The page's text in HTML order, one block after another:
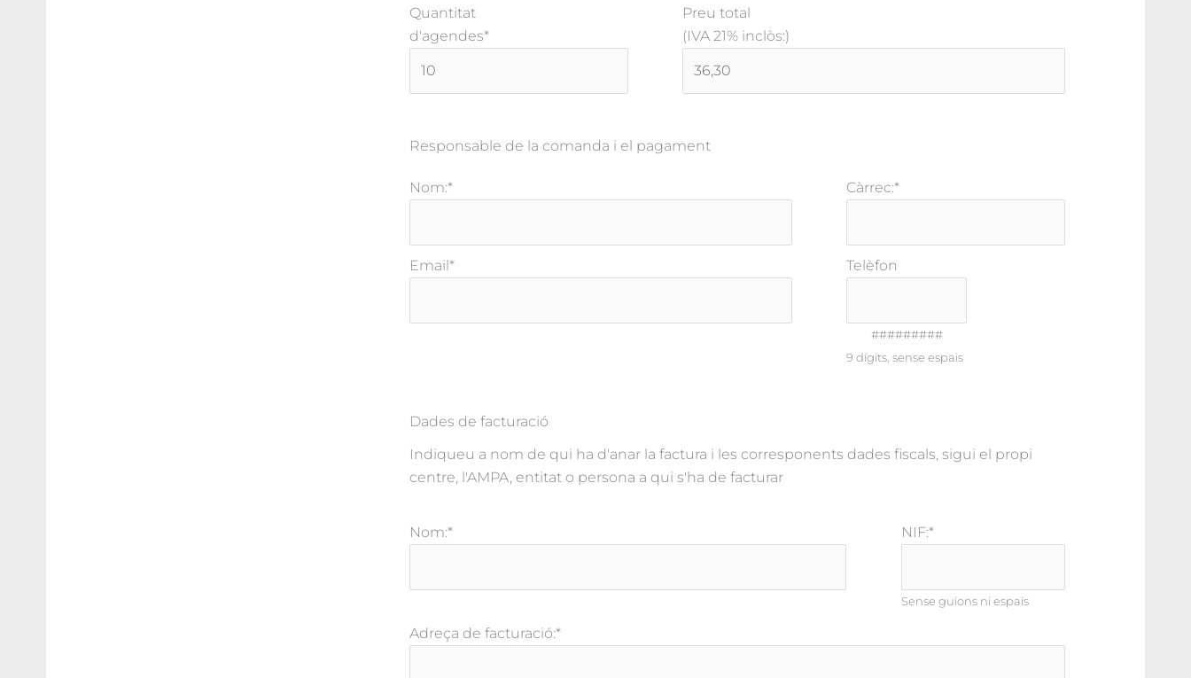
Quantitat
d'agendes*
Preu total
(IVA 21% inclòs:)
Responsable de la comanda i el pagament
Nom:* Càrrec:*
Email * Telèfon
#########
9 dígits, sense espais
Dades de facturació
Indiqueu a nom de qui ha d'anar la factura i les corresponents dades fiscals, sigui el propi
centre, l'AMPA, entitat o persona a qui s'ha de facturar
Nom:* NIF:*
Sense guions ni espais
Adreça de facturació:*